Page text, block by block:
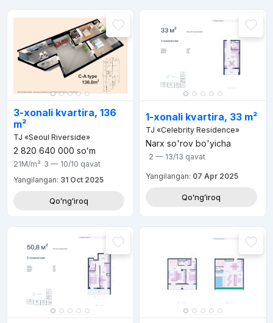
3-xonali kvartira, 136
m²
TJ «Seoul Riverside»
2 820 640 000 soʻm
21M/m² 3 — 10/10 qavat
Yangilangan: 31 Oct 2025
Qoʻngʻiroq
1-xonali kvartira, 33 m²
TJ «Celebrity Residence»
Narx so'rov bo'yicha
2 — 13/13 qavat
Yangilangan: 07 Apr 2025
Qoʻngʻiroq